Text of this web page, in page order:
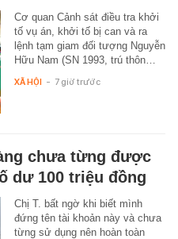
Cơ quan Cảnh sát điều tra khởi
tố vụ án, khởi tố bị can và ra
lệnh tạm giam đối tượng Nguyễn
Hữu Nam (SN 1993, trú thôn…
XÃ HỘI - 7 giờ trước
chưa từng được
dư 100 triệu đồng
Chị T. bất ngờ khi biết mình
đứng tên tài khoản này và chưa
từng sử dụng nên hoàn toàn